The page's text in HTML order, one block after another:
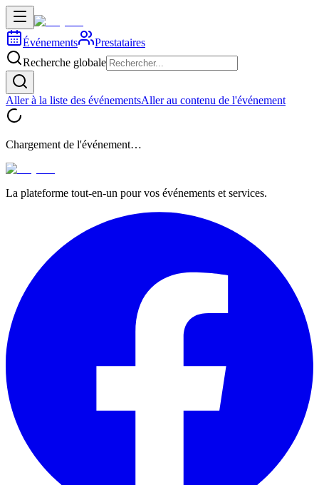
Événements
Prestataires
Recherche globale
Aller à la liste des événementsAller au contenu de l'événement
Chargement de l'événement…
La plateforme tout-en-un pour vos événements et services.